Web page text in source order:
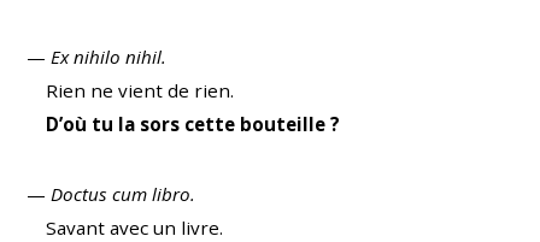
— Ex nihilo nihil.
Rien ne vient de rien.
D’où tu la sors cette bouteille ?
—Doctus cum libro.
Savant avec un livre.